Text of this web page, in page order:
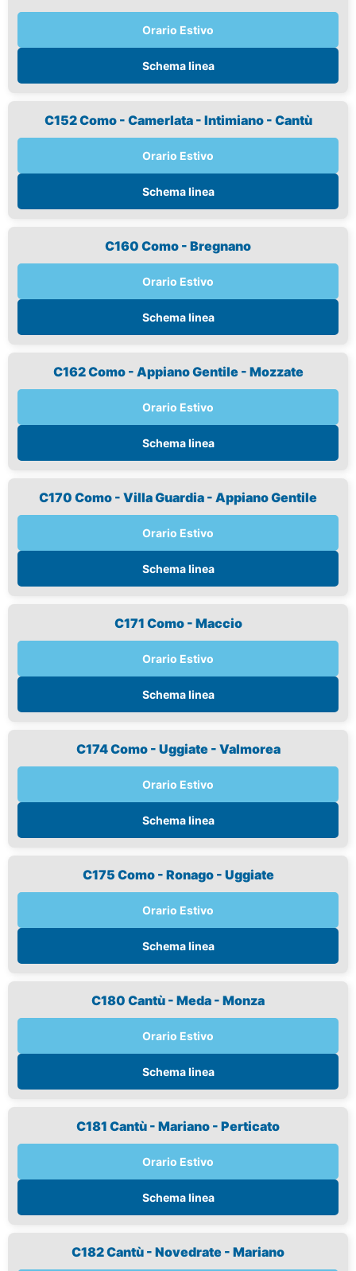
Orario Estivo
Schema linea
C152 Como - Camerlata - Intimiano - Cantù
Orario Estivo
Schema linea
C160 Como - Bregnano
Orario Estivo
Schema linea
C162 Como - Appiano Gentile - Mozzate
Orario Estivo
Schema linea
C170 Como - Villa Guardia - Appiano Gentile
Orario Estivo
Schema linea
C171 Como - Maccio
Orario Estivo
Schema linea
C174 Como - Uggiate - Valmorea
Orario Estivo
Schema linea
C175 Como - Ronago - Uggiate
Orario Estivo
Schema linea
C180 Cantù - Meda - Monza
Orario Estivo
Schema linea
C181 Cantù - Mariano - Perticato
Orario Estivo
Schema linea
C182 Cantù - Novedrate - Mariano